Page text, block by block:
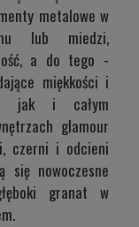
metalowe w
lub miedzi,
a do tego -
miękkości i
jak i całym
glamour
czerni i odcieni
się nowoczesne
granat w